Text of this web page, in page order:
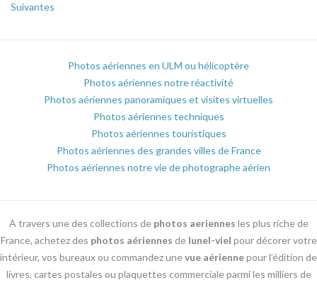
Suivantes
Photos aériennes en ULM ou hélicoptère
Photos aériennes notre réactivité
Photos aériennes panoramiques et visites virtuelles
Photos aériennes techniques
Photos aériennes touristiques
Photos aériennes des grandes villes de France
Photos aériennes notre vie de photographe aérien
A travers une des collections de photos aeriennes les plus riche de
France, achetez des photos aériennes de lunel-viel pour décorer votre
intérieur, vos bureaux ou commandez unevue aériennepour l’édition de
livres, cartes postales ou plaquettes commerciale parmi les milliers de